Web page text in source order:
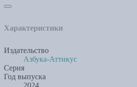
Характеристики
Издательство
Азбука-Аттикус
Серия
Год выпуска
2024